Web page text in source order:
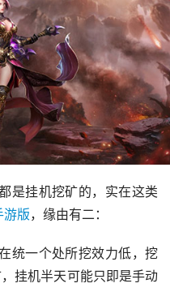
版，缘由有二：
挂机半天可能只即是手动